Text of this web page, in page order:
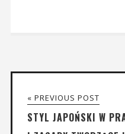
« PREVIOUS POST
STYL JAPOŃSKI W